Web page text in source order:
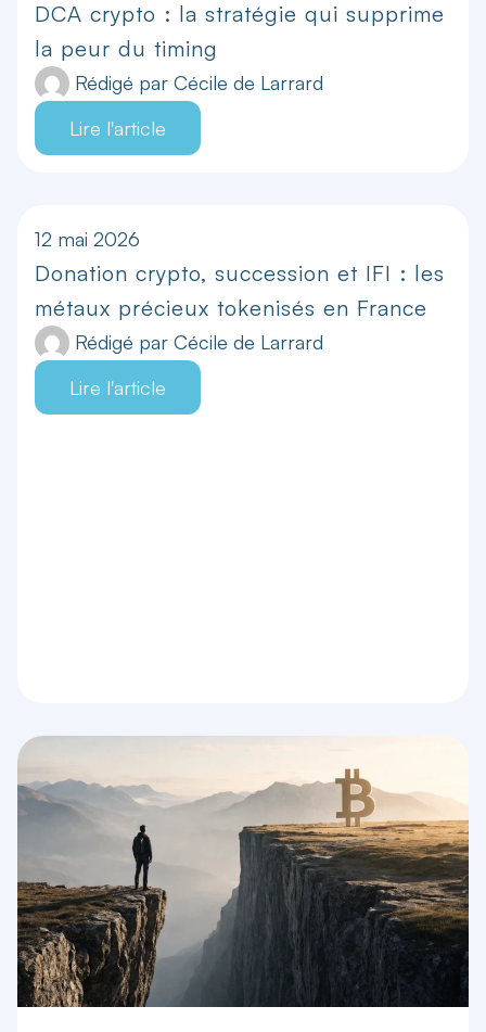
DCA crypto : la stratégie qui supprime
la peur du timing
Rédigé par Cécile de Larrard
Lire l'article
12 mai 2026
Donation crypto, succession et IFI : les
métaux précieux tokenisés en France
Rédigé par Cécile de Larrard
Lire l'article